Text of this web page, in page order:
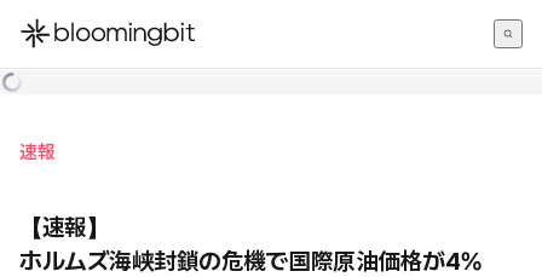
한국어
速報
【速報】
ホルムズ海峡封鎖の危機で国際原油価格が4%